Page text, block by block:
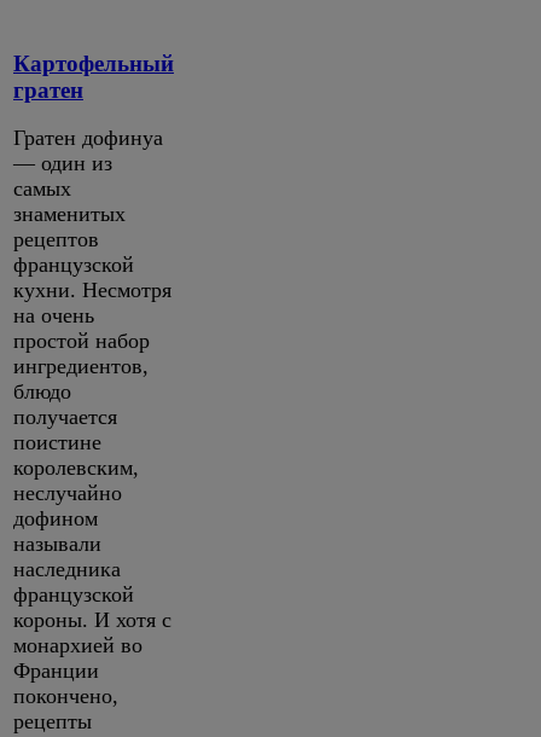
Картофельный
гратен
Гратен дофинуа
— один из
самых
знаменитых
рецептов
французской
кухни. Несмотря
на очень
простой набор
ингредиентов,
блюдо
получается
поистине
королевским,
неслучайно
дофином
называли
наследника
французской
короны. И хотя с
монархией во
Франции
покончено,
рецепты